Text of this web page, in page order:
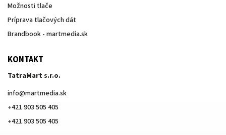
Možnosti tlače
Príprava tlačových dát
Brandbook - martmedia.sk
KONTAKT
TatraMart s.r.o.
info@martmedia.sk
+421 903 505 405
+421 903 505 405